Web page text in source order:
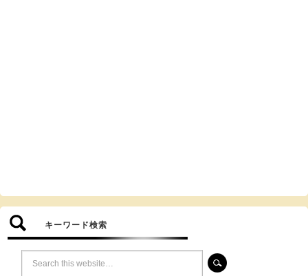
キーワード検索